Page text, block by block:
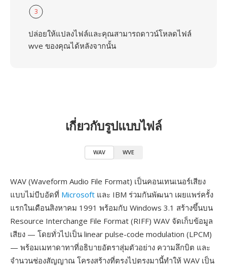
3
ปล่อยให้แปลงไฟล์และคุณสามารถดาวน์โหลดไฟล์
wve ของคุณได้หลังจากนั้น
เกี่ยวกับรูปแบบไฟล์
WAV WVE
WAV (Waveform Audio File Format) เป็นคอนเทนเนอร์เสียง
แบบไม่บีบอัดที่ Microsoft และ IBM ร่วมกันพัฒนา เผยแพร่ครั้ง
แรกในเดือนสิงหาคม 1991 พร้อมกับ Windows 3.1 สร้างขึ้นบน
Resource Interchange File Format (RIFF) WAV จัดเก็บข้อมูล
เสียง — โดยทั่วไปเป็น linear pulse-code modulation (LPCM)
— พร้อมเมทาดาทาที่อธิบายอัตราสุ่มตัวอย่าง ความลึกบิต และ
จำนวนช่องสัญญาณ โครงสร้างที่ตรงไปตรงมานี้ทำให้ WAV เป็น